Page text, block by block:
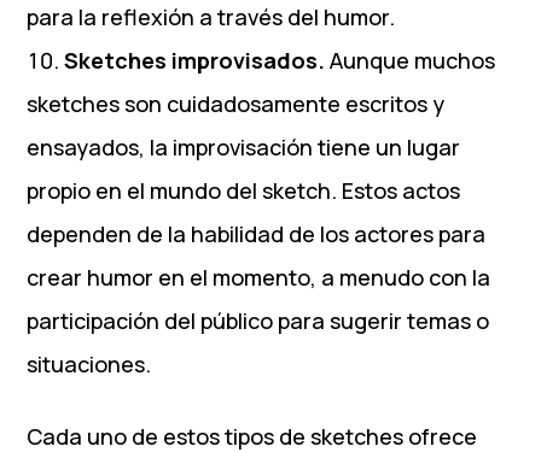
para la reflexión a través del humor.
Sketches improvisados. Aunque muchos
sketches son cuidadosamente escritos y
ensayados, la improvisación tiene un lugar
propio en el mundo del sketch. Estos actos
dependen de la habilidad de los actores para
crear humor en el momento, a menudo con la
participación del público para sugerir temas o
situaciones.
Cada uno de estos tipos de sketches ofrece